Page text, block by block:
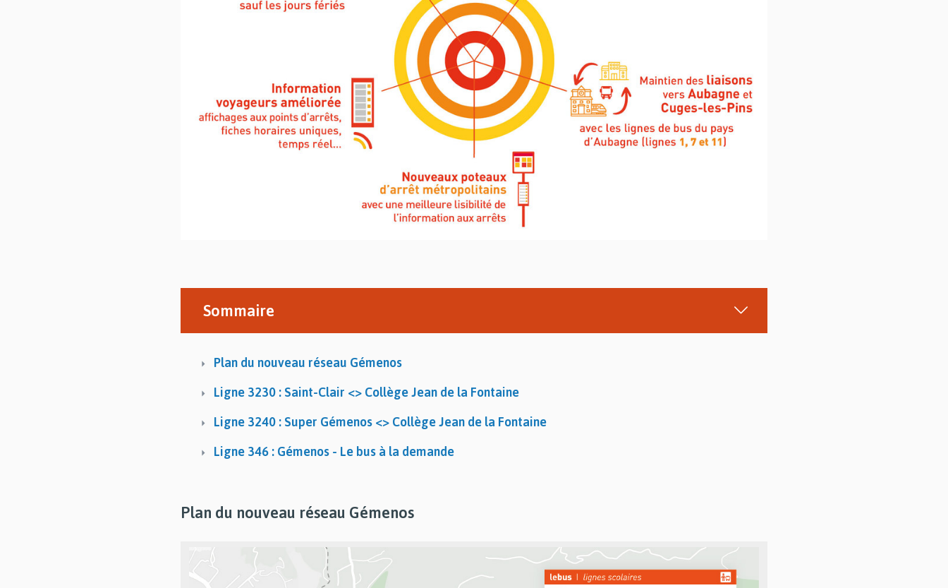
Sommaire
Plan du nouveau réseau Gémenos
Ligne 3230 : Saint-Clair <> Collège Jean de la Fontaine
Ligne 3240 : Super Gémenos <> Collège Jean de la Fontaine
Ligne 346 : Gémenos - Le bus à la demande
Plan du nouveau réseau Gémenos